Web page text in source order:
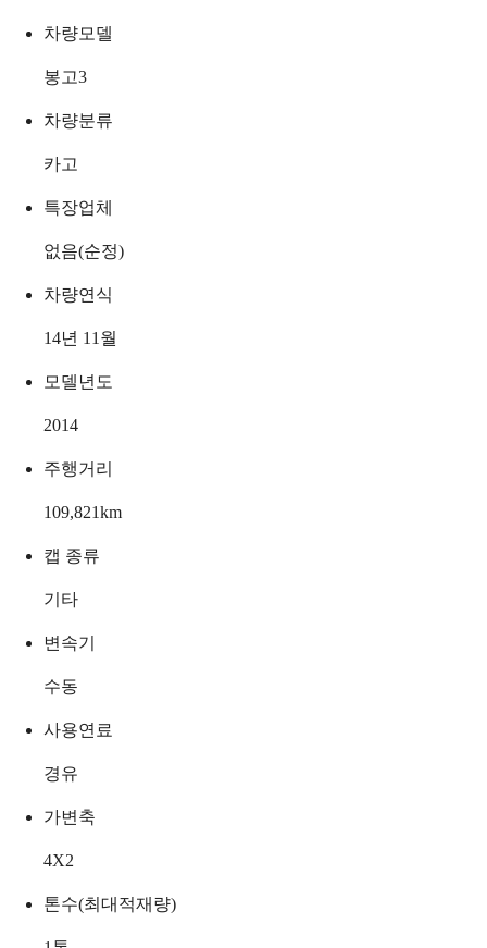
차량모델
봉고3
차량분류
카고
특장업체
없음(순정)
차량연식
14년 11월
모델년도
2014
주행거리
109,821km
캡 종류
기타
변속기
수동
사용연료
경유
가변축
4X2
톤수(최대적재량)